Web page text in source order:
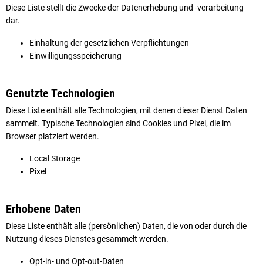
Diese Liste stellt die Zwecke der Datenerhebung und -verarbeitung
dar.
Einhaltung der gesetzlichen Verpflichtungen
Einwilligungsspeicherung
Genutzte Technologien
Diese Liste enthält alle Technologien, mit denen dieser Dienst Daten
sammelt. Typische Technologien sind Cookies und Pixel, die im
Browser platziert werden.
Local Storage
Pixel
Erhobene Daten
Diese Liste enthält alle (persönlichen) Daten, die von oder durch die
Nutzung dieses Dienstes gesammelt werden.
Opt-in- und Opt-out-Daten